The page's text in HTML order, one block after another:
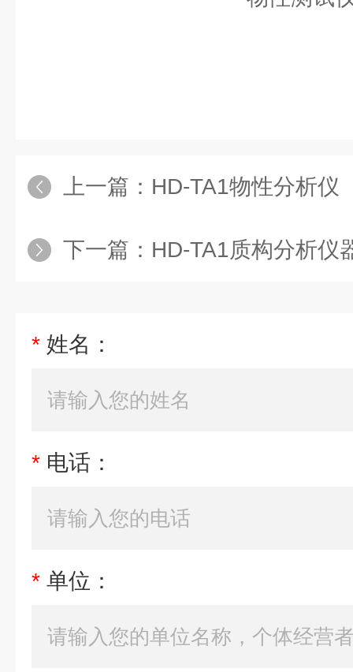
上一篇： HD-TA1物性分析仪
下一篇： HD-TA1质构分析仪
* 姓名：
* 电话：
* 单位：